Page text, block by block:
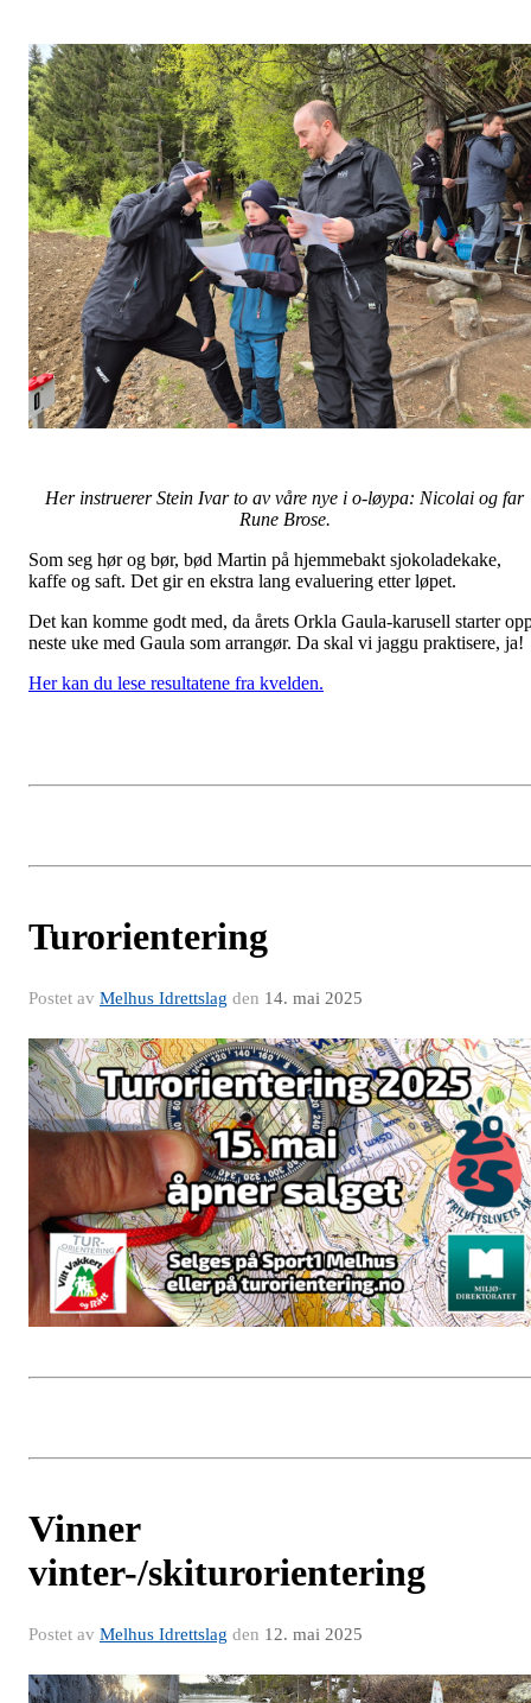
Her instruerer Stein Ivar to av våre nye i o-løypa: Nicolai og far
Rune Brose.
Som seg hør og bør, bød Martin på hjemmebakt sjokoladekake,
kaffe og saft. Det gir en ekstra lang evaluering etter løpet.
Det kan komme godt med, da årets Orkla Gaula-karusell starter
neste uke med Gaula som arrangør. Da skal vi jaggu praktisere, ja!
Her kan du lese resultatene fra kvelden.
Turorientering
Postet av Melhus Idrettslag den 14. mai 2025
Vinner
vinter-/skiturorientering
Postet av Melhus Idrettslag den 12. mai 2025